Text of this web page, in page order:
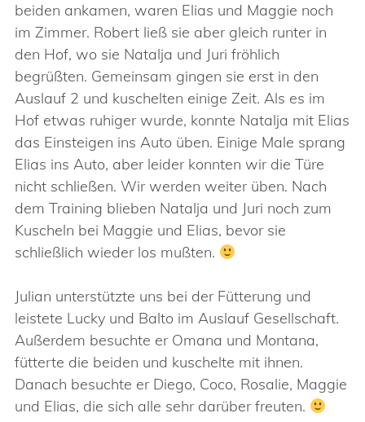
beiden ankamen, waren Elias und Maggie noch
im Zimmer. Robert ließ sie aber gleich runter in
den Hof, wo sie Natalja und Juri fröhlich
begrüßten. Gemeinsam gingen sie erst in den
Auslauf 2 und kuschelten einige Zeit. Als es im
Hof etwas ruhiger wurde, konnte Natalja mit Elias
das Einsteigen ins Auto üben. Einige Male sprang
Elias ins Auto, aber leider konnten wir die Türe
nicht schließen. Wir werden weiter üben. Nach
dem Training blieben Natalja und Juri noch zum
Kuscheln bei Maggie und Elias, bevor sie
schließlich wieder los mußten.
Julian unterstützte uns bei der Fütterung und
leistete Lucky und Balto im Auslauf Gesellschaft.
Außerdem besuchte er Omana und Montana,
fütterte die beiden und kuschelte mit ihnen.
Danach besuchte er Diego, Coco, Rosalie, Maggie
und Elias, die sich alle sehr darüber freuten.